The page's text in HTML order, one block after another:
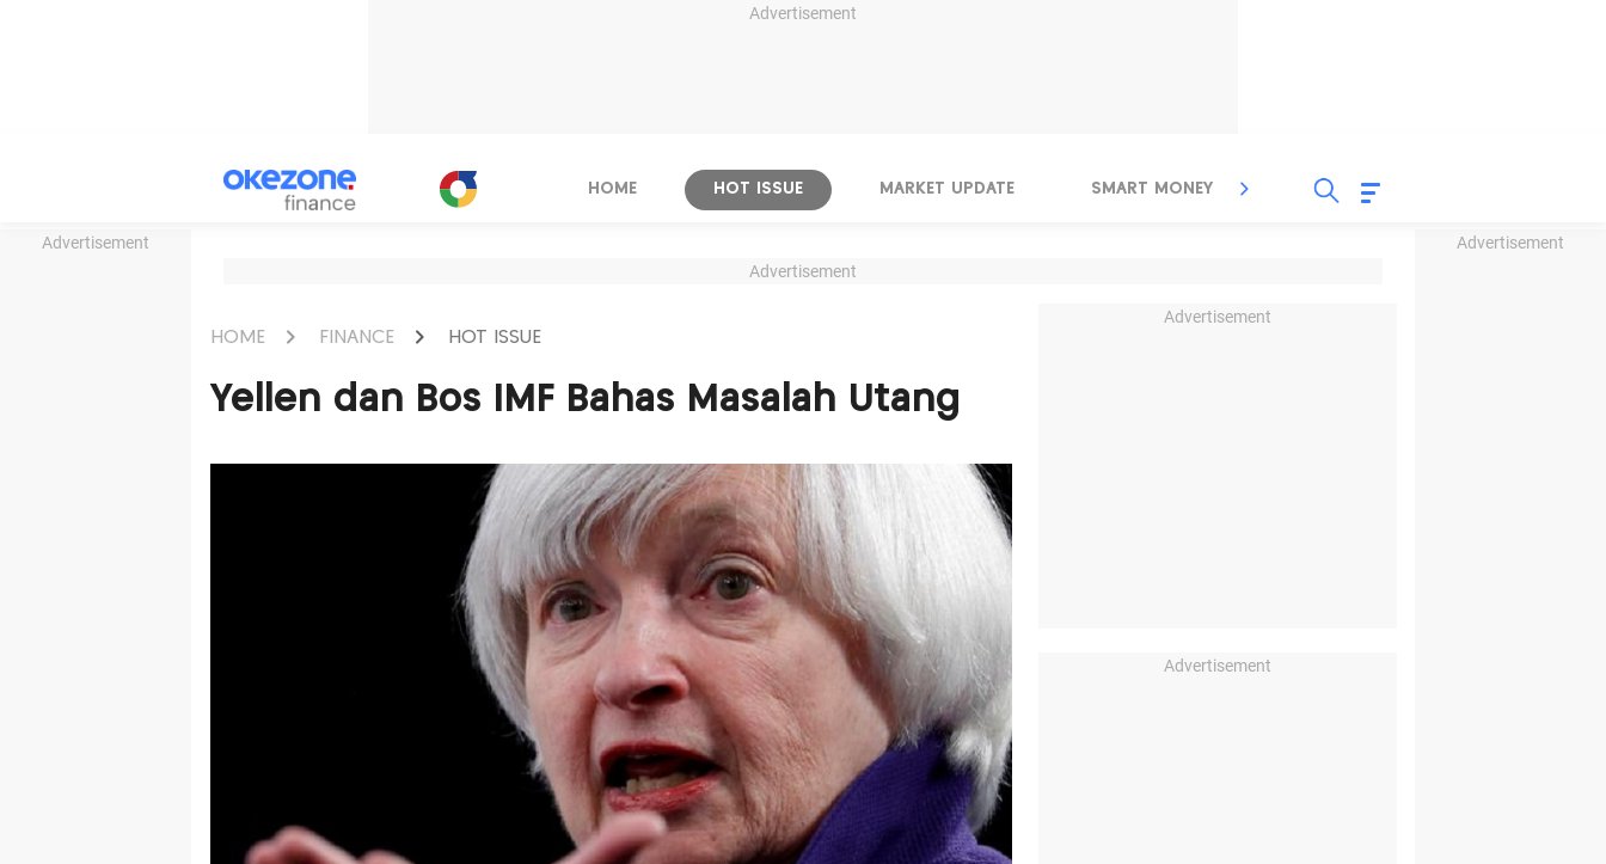
Advertisement
Advertisement Advertisement
HOME HOT ISSUE MARKET UPDATE SMART MONEY INSPIRASI BISNIS
Advertisement
HOME FINANCE HOT ISSUE
Yellen dan Bos IMF Bahas Masalah Utang
Advertisement
Advertisement